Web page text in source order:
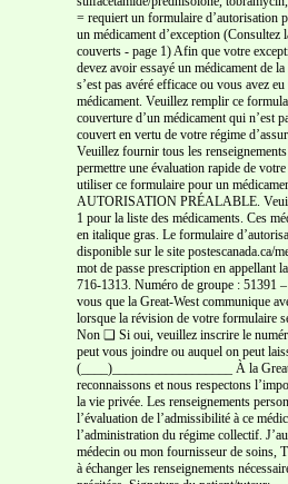
= requiert un formulaire d’autorisation
un médicament d’exception (Consultez
couverts - page 1) Afin que votre
devez avoir essayé un médicament de
s’est pas avéré efficace ou vous avez
médicament. Veuillez remplir ce
couverture d’un médicament qui n’est
couvert en vertu de votre régime
Veuillez fournir tous les
permettre une évaluation rapide de
utiliser ce formulaire pour un
AUTORISATION PRÉALABLE.
1 pour la liste des médicaments. Ces
en italique gras. Le formulaire
disponible sur le site postescanada.ca/
mot de passe prescription en appellant
716-1313. Numéro de groupe : 51391
vous que la Great-West communique
lorsque la révision de votre formulaire
Non ❑ Si oui, veuillez inscrire le
peut vous joindre ou auquel on peut
(____)__________________ À la
reconnaissons et nous respectons
la vie privée. Les renseignements
l’évaluation de l’admissibilité à ce
l’administration du régime collectif.
médecin ou mon fournisseur de soins,
à échanger les renseignements